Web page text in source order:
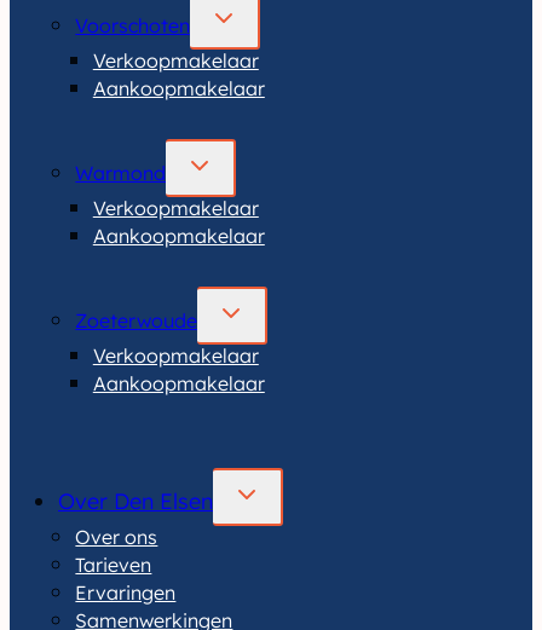
Voorschoten
TOGGLE
Verkoopmakelaar
Aankoopmakelaar
Warmond
TOGGLE
Verkoopmakelaar
Aankoopmakelaar
Zoeterwoude
TOGGLE
Verkoopmakelaar
Aankoopmakelaar
Over Den Elsen
TOGGLE
Over ons
Tarieven
Ervaringen
Samenwerkingen